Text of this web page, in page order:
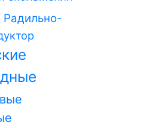
Радильно-